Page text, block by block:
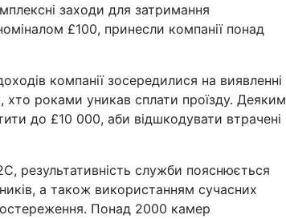
заходи для затримання
£100, принесли компанії понад
компанії зосередилися на виявленні
хто роками уникав сплати проїзду. Деяким
до £10 000, аби відшкодувати втрачені
результативність служби пояснюється
а також використанням сучасних
Понад 2000 камер